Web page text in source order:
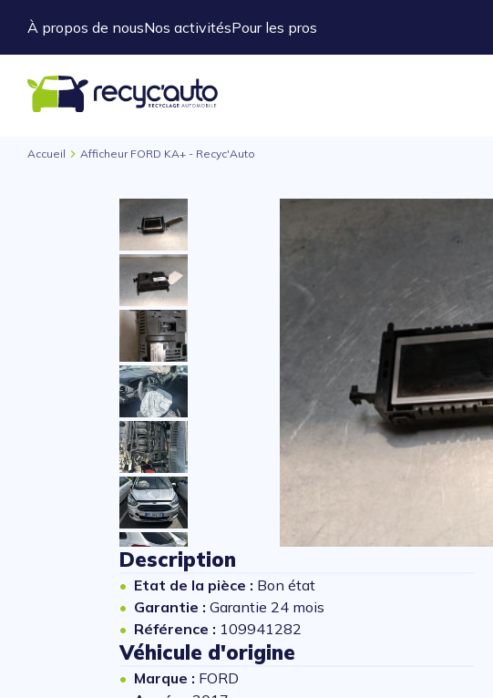
À propos de nousNos activitésPour les pros
Accueil Afficheur FORD KA+ - Recyc'Auto
Description
Etat de la pièce : Bon état
Garantie : Garantie 24 mois
Référence : 109941282
Véhicule d'origine
Marque : FORD